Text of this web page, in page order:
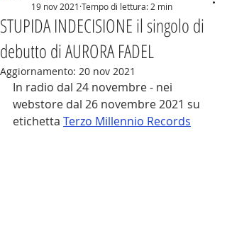
STUPIDA INDECISIONE il singolo di
debutto di AURORA FADEL
19 nov 2021 Tempo di lettura: 2 min
Aggiornamento: 20 nov 2021
In radio dal 24 novembre - nei
webstore dal 26 novembre 2021 su
etichetta Terzo Millennio Records